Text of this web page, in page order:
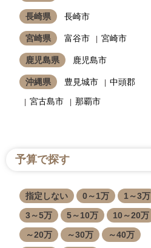
長崎県 長崎市
宮崎県 富谷市 宮崎市
鹿児島県 鹿児島市
沖縄県 豊見城市
中頭郡
宮古島市
那覇市
予算で探す
指定しない 0～1万
1～3万
3～5万
5～10万
10～20万
～20万
～30万
～40万